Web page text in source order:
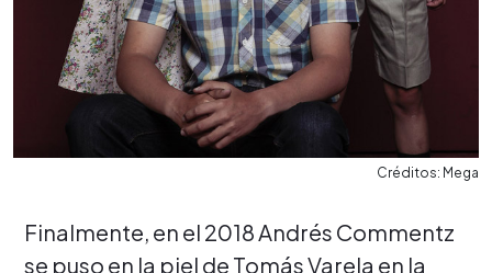
Créditos: Mega
Finalmente, en el 2018 Andrés Commentz
se puso en la piel de Tomás Varela en la